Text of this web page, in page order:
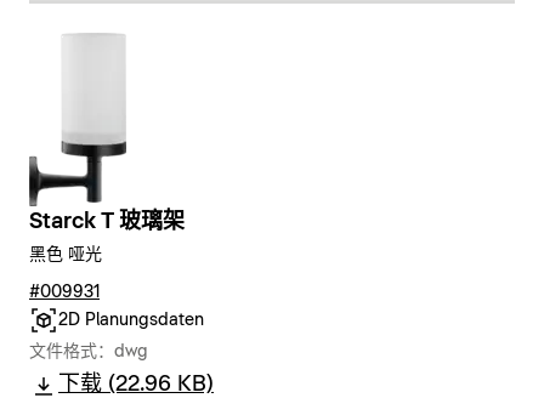
Starck T 玻璃架
黑色 哑光
#009931
2D Planungsdaten
文件格式：dwg
下载 (22.96 KB)